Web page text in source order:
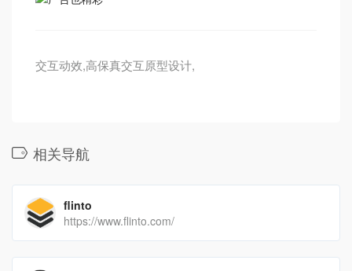
交互动效,高保真交互原型设计,
相关导航
flinto
https://www.flinto.com/